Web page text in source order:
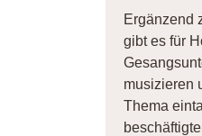
Ergänzend
gibt es für
musizieren
Thema